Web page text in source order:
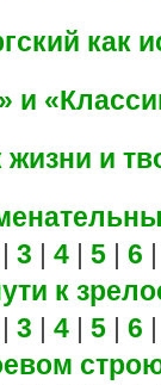
как
и
и
| 3 | 4 | 5 | 6
к
| 3 | 4 | 5 | 6